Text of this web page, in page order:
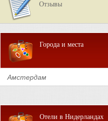
Отзывы
Города и места
Амстердам
Отели в Нидерландах